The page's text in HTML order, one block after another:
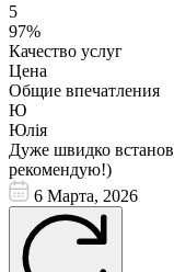
5
97%
Качество услуг
Цена
Общие впечатления
Ю
Юлія
Дуже швидко
рекомендую!)
6 Марта, 2026